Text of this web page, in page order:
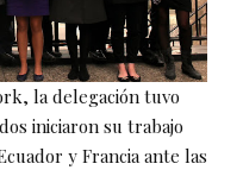
la delegación tuvo
iniciaron su trabajo
y Francia ante las